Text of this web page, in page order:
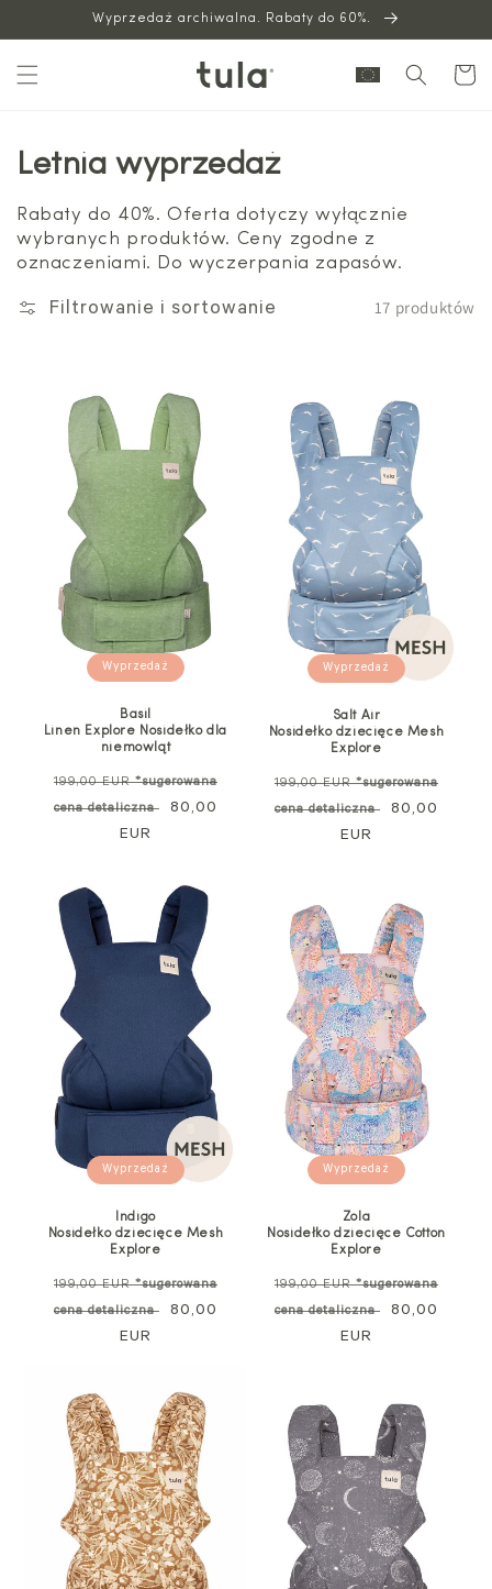
Wyprzedaż archiwalna. Rabaty do 60%.
Wózek
Letnia wyprzedaż
Rabaty do 40%. Oferta dotyczy wyłącznie
wybranych produktów. Ceny zgodne z
oznaczeniami. Do wyczerpania zapasów.
Filtrowanie i sortowanie 17 produktów
Wyprzedaż
Basil
Linen Explore Nosidełko dla
niemowląt
Cena
standardowa
199,00 EUR*sugerowana
cena detaliczna
Cena
80,00
EUR
Wyprzedaż
Salt Air
Nosidełko dziecięce Mesh
Explore
Cena
standardowa
199,00 EUR*sugerowana
cena detaliczna
Cena
80,00
EUR
Wyprzedaż
Indigo
Nosidełko dziecięce Mesh
Explore
Cena
standardowa
199,00 EUR*sugerowana
cena detaliczna
Cena
80,00
EUR
Wyprzedaż
Zola
Nosidełko dziecięce Cotton
Explore
Cena
standardowa
199,00 EUR*sugerowana
cena detaliczna
Cena
80,00
EUR